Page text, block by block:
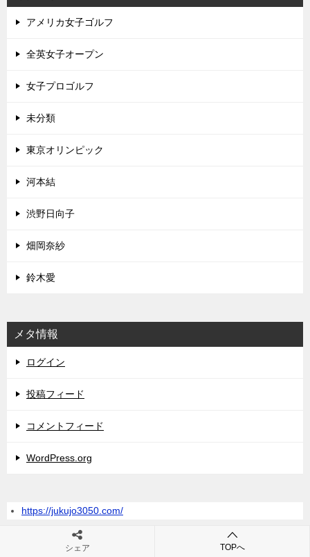
アメリカ女子ゴルフ
全英女子オープン
女子プロゴルフ
未分類
東京オリンピック
河本結
渋野日向子
畑岡奈紗
鈴木愛
メタ情報
ログイン
投稿フィード
コメントフィード
WordPress.org
https://jukujo3050.com/
シェア TOPへ